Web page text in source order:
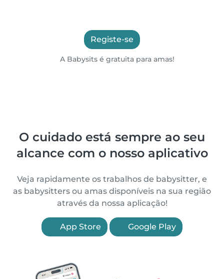
Registe-se
A Babysits é gratuita para amas!
O cuidado está sempre ao seu
alcance com o nosso aplicativo
Veja rapidamente os trabalhos de babysitter, e
as babysitters ou amas disponíveis na sua região
através da nossa aplicação!
App Store Google Play